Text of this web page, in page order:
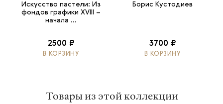
Искусство пастели: Из
фондов графики XVIII –
начала ...
2500 ₽
В КОРЗИНУ
Борис Кустодиев
3700 ₽
В КОРЗИНУ
Товары из этой коллекции